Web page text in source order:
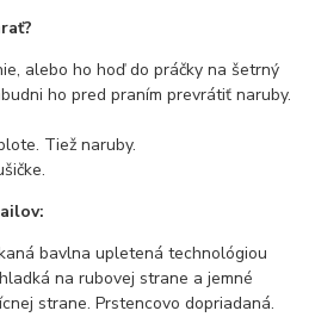
alebo ho hoď do práčky na šetrný
ho pred praním prevrátiť naruby.
Tiež naruby.
bavlna upletená technológiou
na rubovej strane a jemné
strane. Prstencovo dopriadaná.